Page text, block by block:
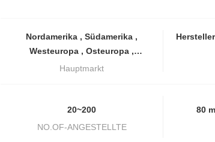
Nordamerika , Südamerika ,
Westeuropa , Osteuropa ,
Ostasien , Naher , Ozeanien ,Hauptmarkt
Hersteller , Händler/Großhändler ,
20~200
NO.OF-ANGESTELLTE
80